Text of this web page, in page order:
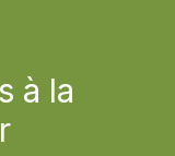
à la